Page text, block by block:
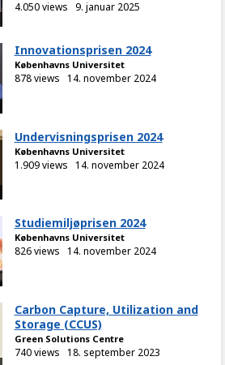
4.050 views 9. januar 2025
Innovationsprisen 2024
Københavns Universitet
878 views 14. november 2024
Undervisningsprisen 2024
Københavns Universitet
1.909 views 14. november 2024
Studiemiljøprisen 2024
Københavns Universitet
826 views 14. november 2024
Carbon Capture, Utilization and
Storage (CCUS)
Green Solutions Centre
740 views 18. september 2023